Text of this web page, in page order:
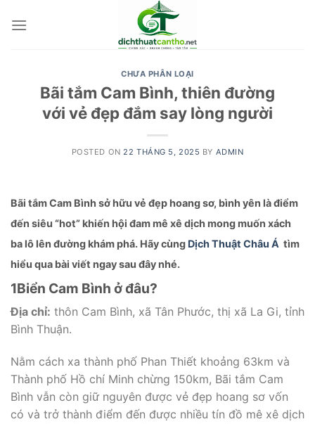
CHƯA PHÂN LOẠI
Bãi tắm Cam Bình, thiên đường
với vẻ đẹp đắm say lòng người
POSTED ON 22 THÁNG 5, 2025 BY ADMIN
Bãi tắm Cam Bình sở hữu vẻ đẹp hoang sơ, bình yên là điểm
đến siêu “hot” khiến hội đam mê xê dịch mong muốn xách
ba lô lên đường khám phá. Hãy cùng Dịch Thuật Châu Á tìm
hiểu qua bài viết ngay sau đây nhé.
1Biển Cam Bình ở đâu?
Địa chỉ: thôn Cam Bình, xã Tân Phước, thị xã La Gi, tỉnh
Bình Thuận.
Nằm cách xa thành phố Phan Thiết khoảng 63km và
Thành phố Hồ chí Minh chừng 150km, Bãi tắm Cam
Bình vẫn còn giữ nguyên được vẻ đẹp hoang sơ vốn
có và trở thành điểm đến được nhiều tín đồ mê xê dịch